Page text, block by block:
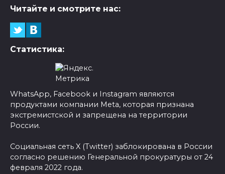
Читайте и смотрите нас:
Статистика:
WhatsApp, Facebook и Instagram являются
продуктами компании Meta, которая признана
экстремистской и запрещена на территории
России.
Социальная сеть X (Twitter) заблокирована в России
согласно решению Генеральной прокуратуры от 24
февраля 2022 года.